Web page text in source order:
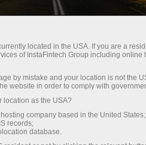
located in the USA. If you are a
of InstaFintech Group including online
by mistake and your location is not the
website in order to comply with
location as the USA?
company based in the United States;
records;
database.